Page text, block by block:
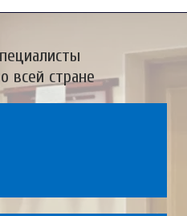
всей стране